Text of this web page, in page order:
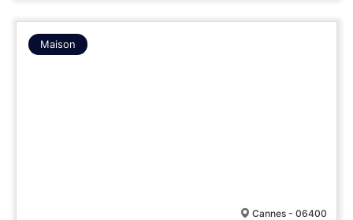
Maison
Cannes - 06400